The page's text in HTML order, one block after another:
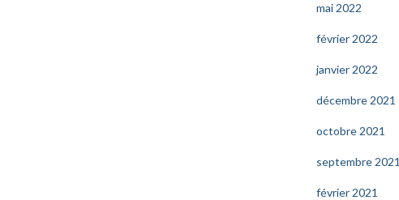
mai 2022
février 2022
janvier 2022
décembre 2021
octobre 2021
septembre 2021
février 2021